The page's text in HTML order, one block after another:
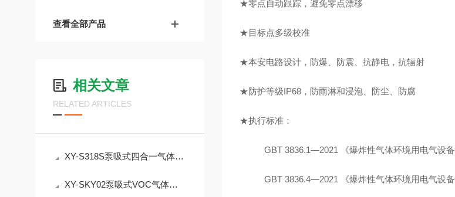
查看全部产品
相关文章
RELATED ARTICLES
XY-S318S泵吸式四合一气体检测仪，彩色触摸屏Linux系统，支持北斗GPRS定位
XY-SKY02泵吸式VOC气体检测仪 挥发性有机物监测介绍
★零点自动跟踪， 避免零点漂移
★目标点多级校准
★本安电路设计， 防爆、防震、抗静电，抗辐射
★防护等级IP68， 防雨淋和浸泡、防尘 防腐
★执行标准：
GBT 3836.1—2021 《爆炸性气体环境用电气设备
GBT 3836.4—2021 《爆炸性气体环境用电气设备